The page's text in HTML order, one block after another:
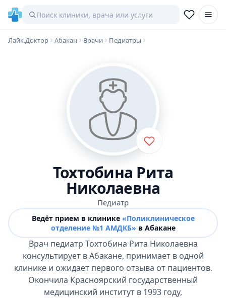
Лайк.Доктор Абакан Врачи Педиатры
Тохтобина Рита
Николаевна
Педиатр
Ведёт прием в клинике «Поликлиническое
отделение №1 АМДКБ» в Абакане
Врач педиатр Тохтобина Рита Николаевна
консультирует в Абакане, принимает в одной
клинике и ожидает первого отзыва от пациентов.
Окончила Красноярский государственный
медицинский институт в 1993 году,